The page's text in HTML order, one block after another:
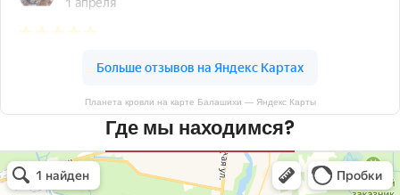
Планета кровли на карте Балашихи — Яндекс Карты
Где мы находимся?
Планета кровли
Кровля и кровельные материалы в Балашихе
Окна в Балашихе